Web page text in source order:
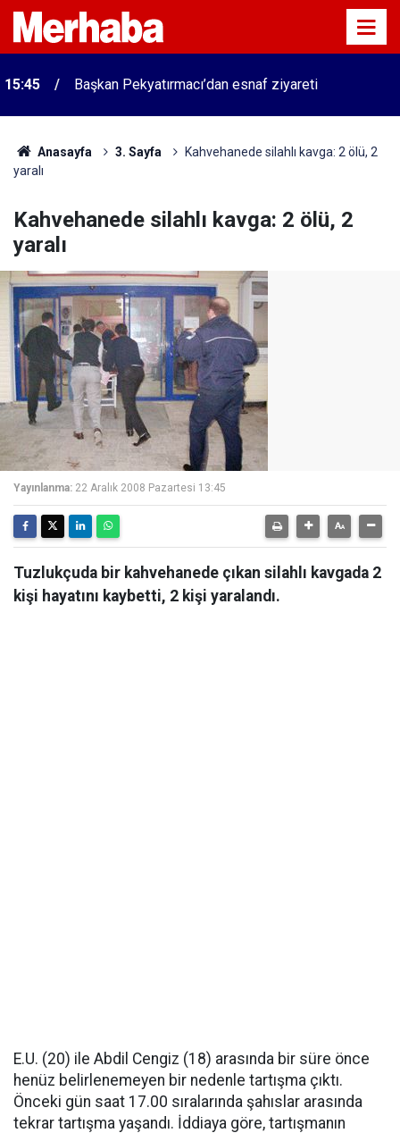
15:45 Başkan Pekyatırmacı’dan esnaf ziyareti
Anasayfa 3. Sayfa
Kahvehanede silahlı kavga: 2 ölü, 2
yaralı
Kahvehanede silahlı kavga: 2 ölü, 2
yaralı
Yayınlanma: 22 Aralık 2008 Pazartesi 13:45
Tuzlukçuda bir kahvehanede çıkan silahlı kavgada 2
kişi hayatını kaybetti, 2 kişi yaralandı.
E.U. (20) ile Abdil Cengiz (18) arasında bir süre önce
henüz belirlenemeyen bir nedenle tartışma çıktı.
Önceki gün saat 17.00 sıralarında şahıslar arasında
tekrar tartışma yaşandı. İddiaya göre, tartışmanın